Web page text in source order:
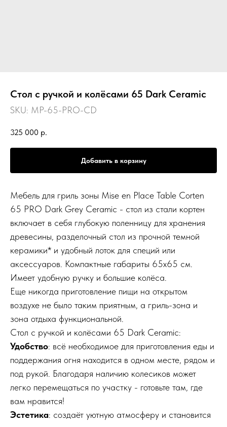
Стол с ручкой и колёсами 65 Dark Ceramic
SKU: MP-65-PRO-CD
325 000 р.
Добавить в корзину
Мебель для гриль зоны Mise en Place Table Corten
65 PRO Dark Grey Ceramic - стол из стали кортен
включает в себя глубокую поленницу для хранения
древесины, разделочный стол из прочной темной
керамики* и удобный лоток для специй или
аксессуаров. Компактные габариты 65х65 см.
Имеет удобную ручку и большие колёса.
Еще никогда приготовление пищи на открытом
воздухе не было таким приятным, а гриль-зона и
зона отдыха функциональной.
Стол с ручкой и колёсами 65 Dark Ceramic:
Удобство: всё необходимое для приготовления еды и
поддержания огня находится в одном месте, рядом и
под рукой. Благодаря наличию колесиков может
легко перемещаться по участку - готовьте там, где
вам нравится!
Эстетика: создаёт уютную атмосферу и становится